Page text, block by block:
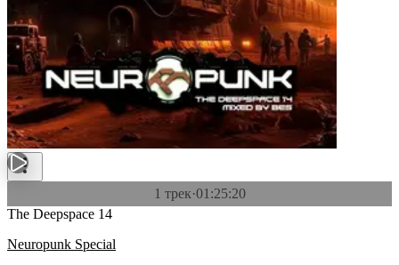
1 трек·01:25:20
The Deepspace 14
Neuropunk Special